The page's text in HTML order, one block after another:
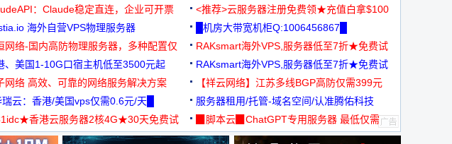
：Claude稳定直连，企业可开票
<推荐>云服务器注册免费领★充值白拿$100
海外自营VPS物理服务器
█机房大带宽机柜Q:1006456867█
网络-国内高防物理服务器，多种配置仅
/月起
RAKsmart海外VPS,服务器低至7折★免费试
用★
、美国1-10G口宿主机低至3500元起
RAKsmart海外VPS,服务器低至7折★免费试
用★
网络 高效、可靠的网络服务解决方案
【祥云网络】江苏多线BGP高防仅需399元
瑞云：香港/美国vps仅需0.6元/天█
服务器租用/托管-域名空间/认准腾佑科技
香港云服务器2核4G★30天免费试
▉脚本云▉ChatGPT专用服务器 最低仅需
19元/月